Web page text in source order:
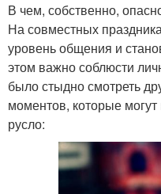
В чем, собственно,
На совместных
уровень общения и
этом важно соблюсти
было стыдно смотреть
моментов, которые
русло: